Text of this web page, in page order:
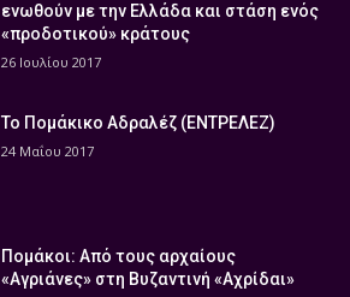
ενωθούν με την Ελλάδα και στάση ενός
«προδοτικού» κράτους
26 Ιουλίου 2017
Το Πομάκικο Αδραλέζ (ΕΝΤΡΕΛΕΖ)
24 Μαΐου 2017
Πομάκοι: Από τους αρχαίους
«Αγριάνες» στη Βυζαντινή «Αχρίδαι»